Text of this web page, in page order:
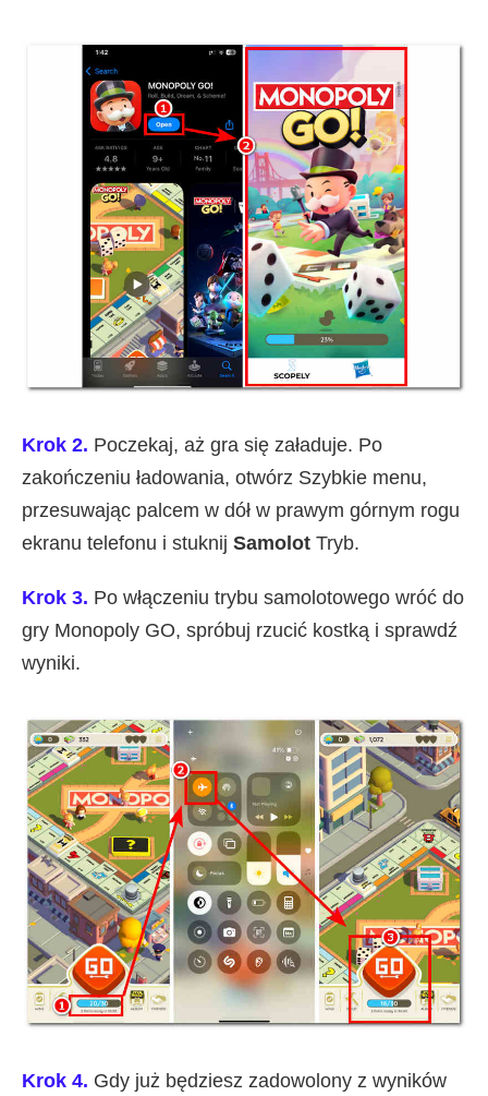
Krok 2. Poczekaj, aż gra się załaduje. Po
zakończeniu ładowania, otwórz Szybkie menu,
przesuwając palcem w dół w prawym górnym rogu
ekranu telefonu i stuknij Samolot Tryb.
Krok 3. Po włączeniu trybu samolotowego wróć do
gry Monopoly GO, spróbuj rzucić kostką i sprawdź
wyniki.
Krok 4. Gdy już będziesz zadowolony z wyników